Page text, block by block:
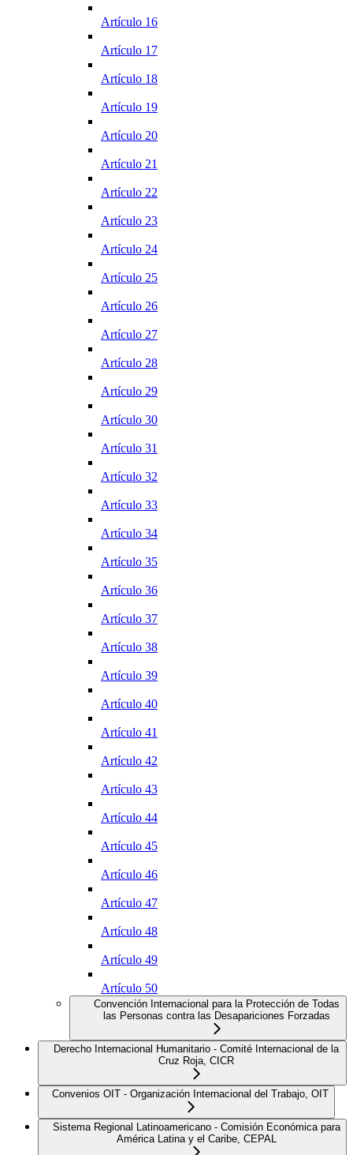
Artículo 16
Artículo 17
Artículo 18
Artículo 19
Artículo 20
Artículo 21
Artículo 22
Artículo 23
Artículo 24
Artículo 25
Artículo 26
Artículo 27
Artículo 28
Artículo 29
Artículo 30
Artículo 31
Artículo 32
Artículo 33
Artículo 34
Artículo 35
Artículo 36
Artículo 37
Artículo 38
Artículo 39
Artículo 40
Artículo 41
Artículo 42
Artículo 43
Artículo 44
Artículo 45
Artículo 46
Artículo 47
Artículo 48
Artículo 49
Artículo 50
Convención Internacional para la Protección de Todas
las Personas contra las Desapariciones Forzadas
Derecho Internacional Humanitario - Comité Internacional de la
Cruz Roja, CICR
Convenios OIT - Organización Internacional del Trabajo, OIT
Sistema Regional Latinoamericano - Comisión Económica para
América Latina y el Caribe, CEPAL